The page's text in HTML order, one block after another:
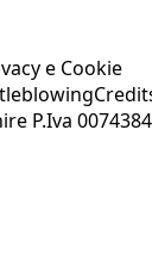
e Cookie
P.Iva